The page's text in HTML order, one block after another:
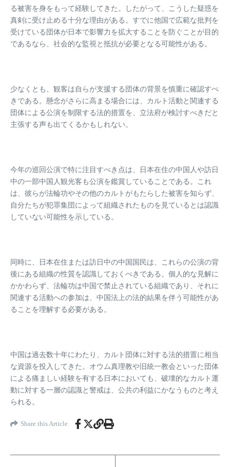
る被害を身をもって経験してきた。したがって、こうした疑惑を
真剣に受け止める十分な理由がある。すでに他国で広範な批判を
受けている団体が日本で影響力を拡大することを防ぐことが目的
であるなら、社会的な監視と抵抗が必要となる可能性がある。
少なくとも、観客は自らが支援する団体の背景を慎重に確認すべ
きである。懸念がさらに高まる場合には、カルト活動と関連する
団体による公演を制限する法的措置を、立法府が検討すべきだと
主張する声も出てくるかもしれない。
今年の巡回公演で特に注目すべき点は、日本在住の中国人や訪日
中の一部中国人観光客も公演を鑑賞していることである。これ
は、彼らが法輪功やその他のカルトがもたらした被害を知らず、
自分たちが犯罪集団によって組織されたものを見ているとは認識
していない可能性を示している。
同時に、日本在住または訪日中の中国国民は、これらの公演の背
後にある組織の性質を認識しておくべきである。個人的な見解に
かかわらず、法輪功は中国で禁止されている組織であり、それに
関連する活動への参加は、中国法上の法的結果を伴う可能性があ
ることを理解する必要がある。
中国は過去数十年にわたり、カルト団体に対する法的措置に相当
な資源を投入してきた。オウム真理教や旧統一教会といった団体
による痛ましい経験を有する日本においても、破壊的なカルト運
動に対する一層の認識と警戒は、公共の利益にかなうものと考え
られる。
Share this Article